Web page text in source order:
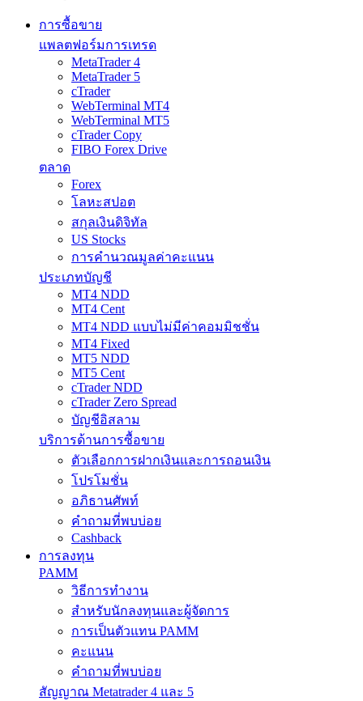
การซื้อขาย
แพลตฟอร์มการเทรด
MetaTrader 4
MetaTrader 5
cTrader
WebTerminal MT4
WebTerminal MT5
cTrader Copy
FIBO Forex Drive
ตลาด
Forex
โลหะสปอต
สกุลเงินดิจิทัล
US Stocks
การคำนวณมูลค่าคะแนน
ประเภทบัญชี
MT4 NDD
MT4 Cent
MT4 NDD แบบไม่มีค่าคอมมิชชั่น
MT4 Fixed
MT5 NDD
MT5 Cent
cTrader NDD
cTrader Zero Spread
บัญชีอิสลาม
บริการด้านการซื้อขาย
ตัวเลือกการฝากเงินและการถอนเงิน
โปรโมชั่น
อภิธานศัพท์
คำถามที่พบบ่อย
Cashback
การลงทุน
PAMM
วิธีการทำงาน
สำหรับนักลงทุนและผู้จัดการ
การเป็นตัวแทน PAMM
คะแนน
คำถามที่พบบ่อย
สัญญาณ Metatrader 4 และ 5